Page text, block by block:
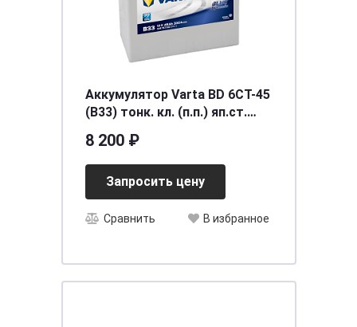
Аккумулятор Varta BD 6CT-45
(B33) тонк. кл. (п.п.) яп.ст.
8 200 ₽
Запросить цену
Сравнить В избранное